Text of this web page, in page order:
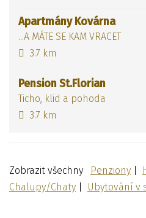
Apartmány Kovárna
...A MÁTE SE KAM VRACET
3.7 km
Pension St.Florian
Ticho, klid a pohoda
3.7 km
Zobrazit všechny Penziony
Chalupy/Chaty
Ubytování v